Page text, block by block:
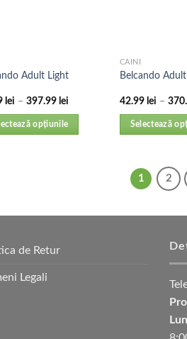
Adult Light
lei – 397.99 lei
opțiunile
CAINI
Belcando
42.99 lei –
Selectează
1 2
de Retur
Legali